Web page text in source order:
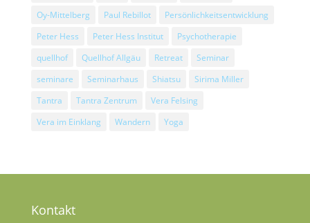
Oy-Mittelberg
Paul Rebillot
Persönlichkeitsentwicklung
Peter Hess
Peter Hess Institut
Psychotherapie
quellhof
Quellhof Allgäu Retreat
Seminar
seminare
Seminarhaus Shiatsu
Sirima Miller
Tantra
Tantra Zentrum
Vera Felsing
Vera im Einklang
Wandern Yoga
Kontakt